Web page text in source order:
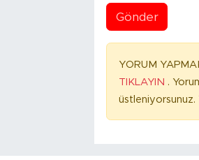
Gönder
YORUM
TIKLAYIN .
üstleniyorsunuz.